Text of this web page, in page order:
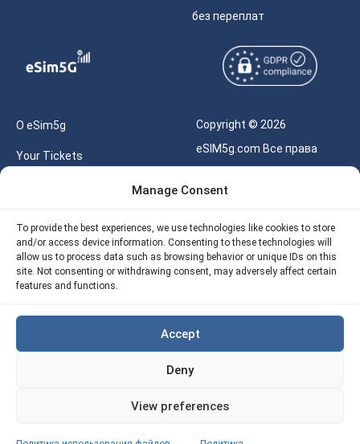
Manage Consent
To provide the best experiences, we use technologies like cookies to store
and/or access device information. Consenting to these technologies will
allow us to process data such as browsing behavior or unique IDs on this
site. Not consenting or withdrawing consent, may adversely affect certain
features and functions.
Accept
Deny
View preferences
без переплат
О eSim5g
Your Tickets
Калькулятор для eSIM
Политика возврата
eSIM5G
Copyright © 2026
eSIM5g.com Все права
Политика
конфиденциальности
Site Map